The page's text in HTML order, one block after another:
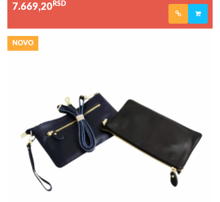
7.669,20 RSD
NOVO